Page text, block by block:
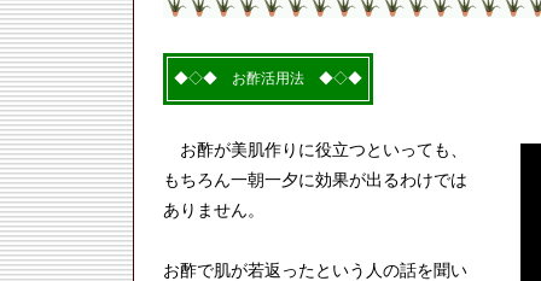
◆◇◆ お酢活用法 ◆◇◆
お酢が美肌作りに役立つといっても、
もちろん一朝一夕に効果が出るわけでは
ありません。
お酢で肌が若返ったという人の話を聞い